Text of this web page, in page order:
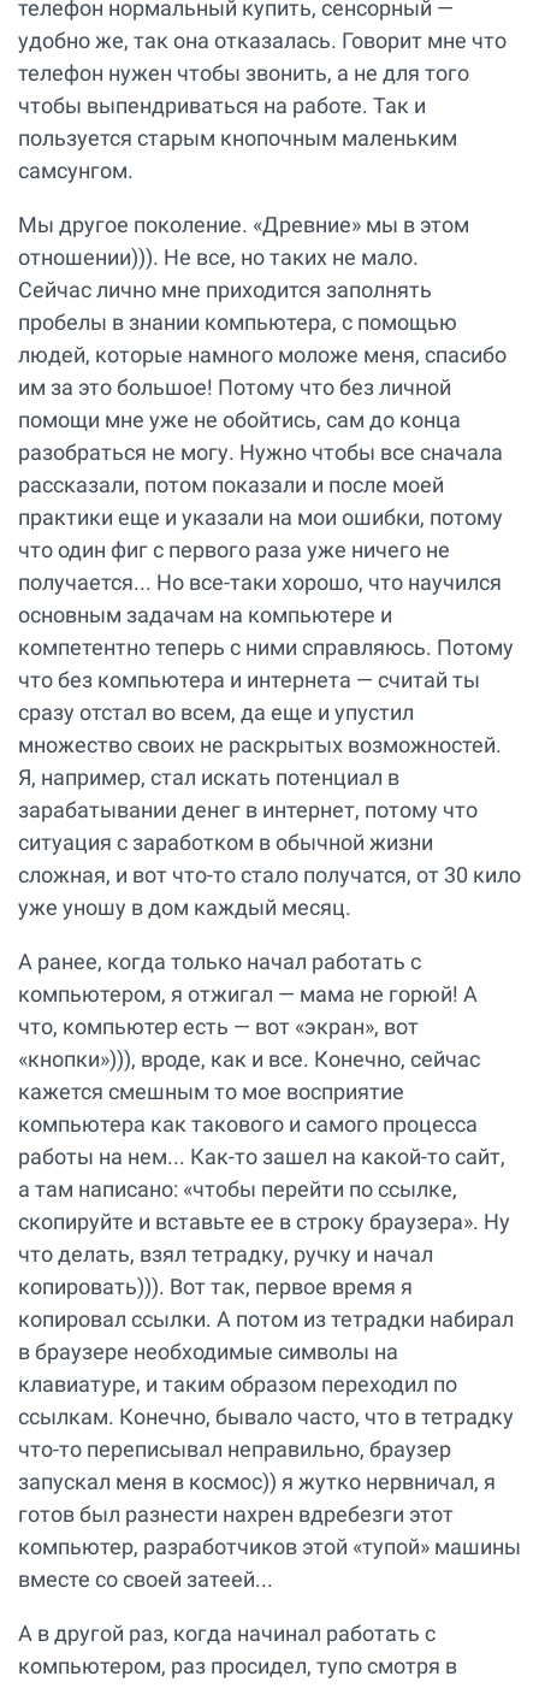
телефон нормальный купить, сенсорный —
удобно же, так она отказалась. Говорит мне что
телефон нужен чтобы звонить, а не для того
чтобы выпендриваться на работе. Так и
пользуется старым кнопочным маленьким
самсунгом.
Мы другое поколение. «Древние» мы в этом
отношении))). Не все, но таких не мало.
Сейчас лично мне приходится заполнять
пробелы в знании компьютера, с помощью
людей, которые намного моложе меня, спасибо
им за это большое! Потому что без личной
помощи мне уже не обойтись, сам до конца
разобраться не могу. Нужно чтобы все сначала
рассказали, потом показали и после моей
практики еще и указали на мои ошибки, потому
что один фиг с первого раза уже ничего не
получается... Но все-таки хорошо, что научился
основным задачам на компьютере и
компетентно теперь с ними справляюсь. Потому
что без компьютера и интернета — считай ты
сразу отстал во всем, да еще и упустил
множество своих не раскрытых возможностей.
Я, например, стал искать потенциал в
зарабатывании денег в интернет, потому что
ситуация с заработком в обычной жизни
сложная, и вот что-то стало получатся, от 30 кило
уже уношу в дом каждый месяц.
А ранее, когда только начал работать с
компьютером, я отжигал — мама не горюй! А
что, компьютер есть — вот «экран», вот
«кнопки»))), вроде, как и все. Конечно, сейчас
кажется смешным то мое восприятие
компьютера как такового и самого процесса
работы на нем... Как-то зашел на какой-то сайт,
а там написано: «чтобы перейти по ссылке,
скопируйте и вставьте ее в строку браузера». Ну
что делать, взял тетрадку, ручку и начал
копировать))). Вот так, первое время я
копировал ссылки. А потом из тетрадки набирал
в браузере необходимые символы на
клавиатуре, и таким образом переходил по
ссылкам. Конечно, бывало часто, что в тетрадку
что-то переписывал неправильно, браузер
запускал меня в космос)) я жутко нервничал, я
готов был разнести нахрен вдребезги этот
компьютер, разработчиков этой «тупой» машины
вместе со своей затеей...
А в другой раз, когда начинал работать с
компьютером, раз просидел, тупо смотря в